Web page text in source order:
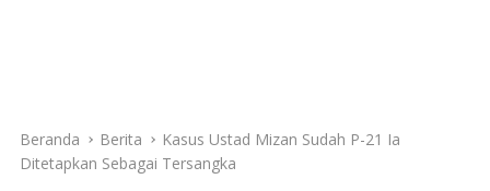
Beranda Berita
Kasus Ustad Mizan Sudah P-21 Ia
Ditetapkan Sebagai Tersangka